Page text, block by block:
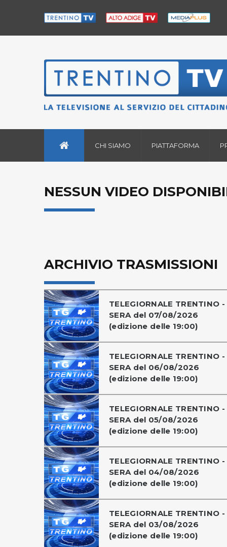
CHI SIAMO PIATTAFORMA
NESSUN VIDEO
ARCHIVIO TRASMISSIONI
TELEGIORNALE TRENTINO -
SERA del 07/08/2026
(edizione delle 19:00)
TELEGIORNALE TRENTINO -
SERA del 06/08/2026
(edizione delle 19:00)
TELEGIORNALE TRENTINO -
SERA del 05/08/2026
(edizione delle 19:00)
TELEGIORNALE TRENTINO -
SERA del 04/08/2026
(edizione delle 19:00)
TELEGIORNALE TRENTINO -
SERA del 03/08/2026
(edizione delle 19:00)